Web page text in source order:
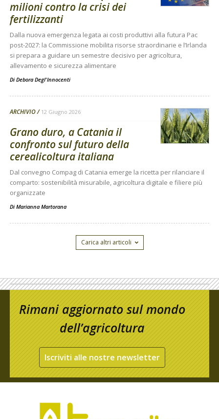
milioni contro la crisi dei
fertilizzanti
Dalla nuova emergenza legata ai costi produttivi alla futura Pac
post-2027: la Commissione mobilita risorse straordinarie e l’Irlanda
si prepara a guidare un semestre decisivo per agricoltura,
allevamento e sicurezza alimentare
Di Debora Degl'Innocenti
ARCHIVIO 12 Giugno 2026
Grano duro, a Catania il
confronto sul futuro della
cerealicoltura italiana
Dal convegno Compag di Catania emerge la ricetta per rilanciare il
comparto: sostenibilità misurabile, agricoltura digitale e filiere più
organizzate
Di Marianna Martorana
Carica altri articoli
Rimani aggiornato sul mondo
dell’agricoltura
Iscriviti alle nostre newsletter